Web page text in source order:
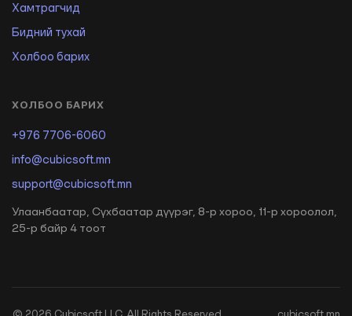
Хамтрагчид
Бидний тухай
Холбоо барих
ХОЛБОО БАРИХ
+976 7706-6060
info@cubicsoft.mn
support@cubicsoft.mn
Улаанбаатар, Сүхбаатар дүүрэг, 8-р хороо, 11-р хороолол,
25-р байр 4 тоот